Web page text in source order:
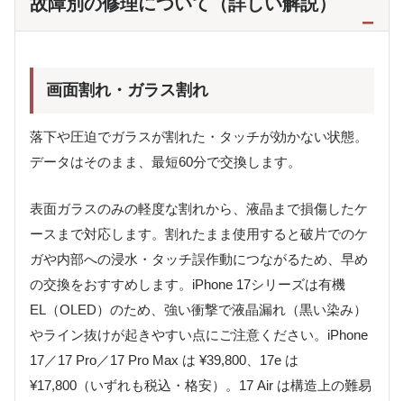
画面割れ・ガラス割れ
落下や圧迫でガラスが割れた・タッチが効かない状態。
データはそのまま、最短60分で交換します。
表面ガラスのみの軽度な割れから、液晶まで損傷したケ
ースまで対応します。割れたまま使用すると破片でのケ
ガや内部への浸水・タッチ誤作動につながるため、早め
の交換をおすすめします。iPhone 17シリーズは有機
EL（OLED）のため、強い衝撃で液晶漏れ（黒い染み）
やライン抜けが起きやすい点にご注意ください。iPhone
17／17 Pro／17 Pro Max は ¥39,800、17e は
¥17,800（いずれも税込・格安）。17 Air は構造上の難易